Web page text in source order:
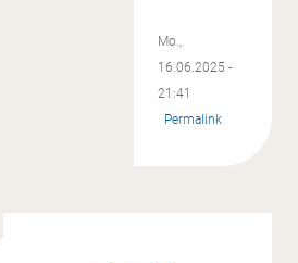
Mo.,
16.06.2025 -
21:41
Permalink